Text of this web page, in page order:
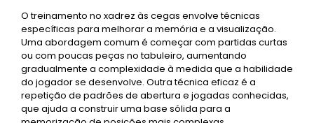
O treinamento no xadrez às cegas envolve técnicas
específicas para melhorar a memória e a visualização.
Uma abordagem comum é começar com partidas curtas
ou com poucas peças no tabuleiro, aumentando
gradualmente a complexidade à medida que a habilidade
do jogador se desenvolve. Outra técnica eficaz é a
repetição de padrões de abertura e jogadas conhecidas,
que ajuda a construir uma base sólida para a